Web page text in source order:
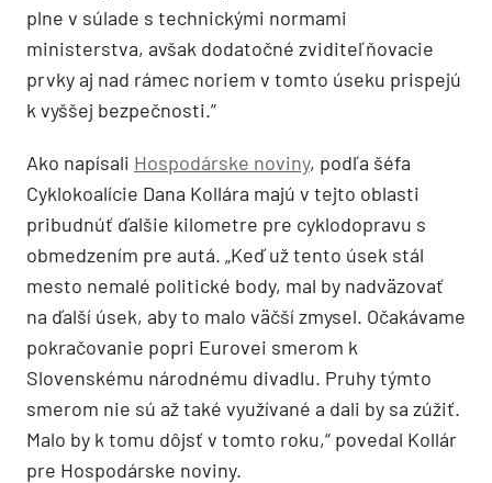
plne v súlade s technickými normami
ministerstva, avšak dodatočné zviditeľňovacie
prvky aj nad rámec noriem v tomto úseku prispejú
k vyššej bezpečnosti.”
Ako napísali Hospodárske noviny, podľa šéfa
Cyklokoalície Dana Kollára majú v tejto oblasti
pribudnúť ďalšie kilometre pre cyklodopravu s
obmedzením pre autá. „Keď už tento úsek stál
mesto nemalé politické body, mal by nadväzovať
na ďalší úsek, aby to malo väčší zmysel. Očakávame
pokračovanie popri Eurovei smerom k
Slovenskému národnému divadlu. Pruhy týmto
smerom nie sú až také využívané a dali by sa zúžiť.
Malo by k tomu dôjsť v tomto roku,“ povedal Kollár
pre Hospodárske noviny.